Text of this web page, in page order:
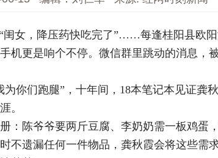
是响个不停。微信群里跳动的消息，被她一笔一
腿”，十年间，18本笔记本见证龚秋霞往返于
爷要两斤豆腐、李奶奶需一板鸡蛋，甚至有人
漏任何一件物品，龚秋霞会将这些需求详细地记
。